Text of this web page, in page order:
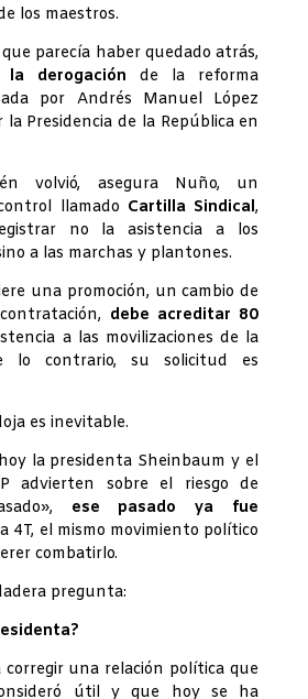
los maestros.
que parecía haber quedado atrás,
la derogaciónde la reforma
por Andrés Manuel López
Presidencia de la República en
volvió, asegura Nuño, un
llamado Cartilla Sindical,
no la asistencia a los
a las marchas y plantones.
una promoción, un cambio de
debe acreditar 80
a las movilizaciones de la
lo contrario, su solicitud es
es inevitable.
la presidenta Sheinbaum y el
advierten sobre el riesgo de
ese pasado ya fue
4T, el mismo movimiento político
combatirlo.
pregunta:
corregir una relación política que
útil y que hoy se ha